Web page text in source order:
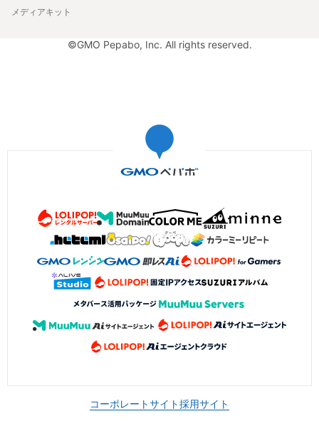
メディアキット
©GMO Pepabo, Inc. All rights reserved.
コーポレートサイト採用サイト